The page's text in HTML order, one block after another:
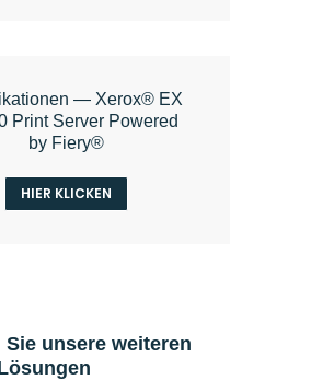
— Xerox® EX
Print Server Powered
by Fiery®
HIER KLICKEN
Sie unsere weiteren